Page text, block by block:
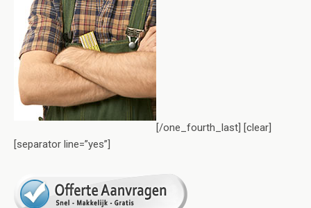
[/one_fourth_last] [clear]
[separator line=”yes”]